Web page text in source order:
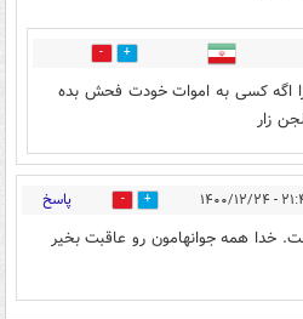
1
اگه کسی به اموات خودت فحش بده
زار
۱۲/۲۴ 9 پاسخ
خدا همه جوانهامون رو عاقبت بخیر